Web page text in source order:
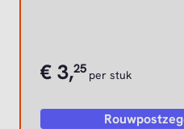
€ 3,25 per stuk